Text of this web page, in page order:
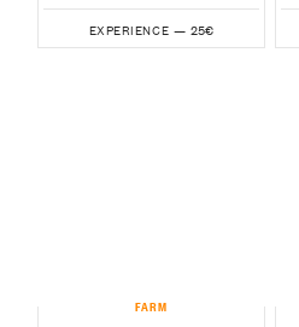
EXPERIENCE — 25€
FARM